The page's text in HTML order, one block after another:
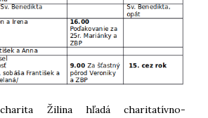
Žilina hľadá charitatívno-